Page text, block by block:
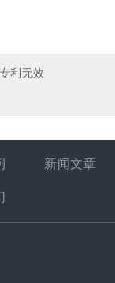
利无效
新闻文章